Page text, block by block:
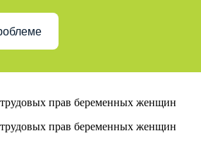
прав беременных женщин
прав беременных женщин